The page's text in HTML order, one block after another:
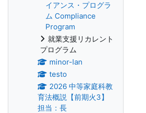
イアンス・プログラ
ム Compliance
Program
就業支援リカレント
プログラム
minor-lan
testo
2026 中等家庭科教
育法概説【前期火3】
担当：長